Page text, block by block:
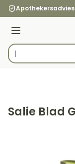
Ga naar de inhoud
Apothekersadvies
Menu
Product, merk,
Salie Blad